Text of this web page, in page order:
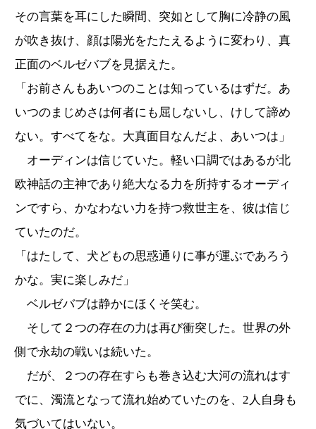
その言葉を耳にした瞬間、突如として胸に冷静の風
が吹き抜け、顔は陽光をたたえるように変わり、真
正面のベルゼバブを見据えた。
「お前さんもあいつのことは知っているはずだ。あ
いつのまじめさは何者にも屈しないし、けして諦め
ない。すべてをな。大真面目なんだよ、あいつは」
オーディンは信じていた。軽い口調ではあるが北
欧神話の主神であり絶大なる力を所持するオーディ
ンですら、かなわない力を持つ救世主を、彼は信じ
ていたのだ。
「はたして、犬どもの思惑通りに事が運ぶであろう
かな。実に楽しみだ」
ベルゼバブは静かにほくそ笑む。
そして２つの存在の力は再び衝突した。世界の外
側で永劫の戦いは続いた。
だが、２つの存在すらも巻き込む大河の流れはす
でに、濁流となって流れ始めていたのを、2人自身も
気づいてはいない。